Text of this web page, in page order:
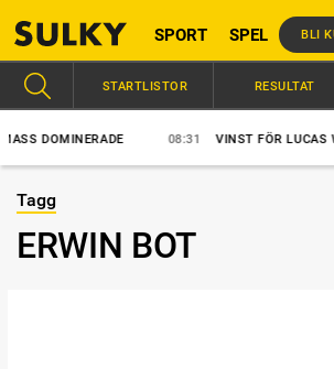
SPORT SPEL BLI
VINST FÖR LUCAS
STARTLISTOR RESULTAT
Tagg
ERWIN BOT